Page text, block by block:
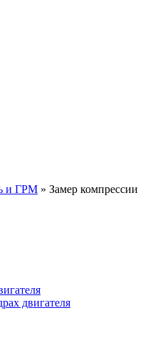
и ГРМ » Замер компрессии
двигателя